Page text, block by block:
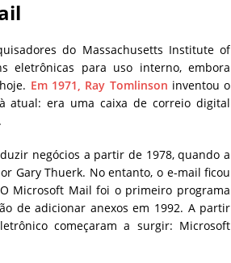
do Massachusetts Institute of
eletrônicas para uso interno, embora
Em 1971, Ray Tomlinson inventou o
atual: era uma caixa de correio digital
negócios a partir de 1978, quando a
Gary Thuerk. No entanto, o e-mail ficou
Microsoft Mail foi o primeiro programa
de adicionar anexos em 1992. A partir
começaram a surgir: Microsoft